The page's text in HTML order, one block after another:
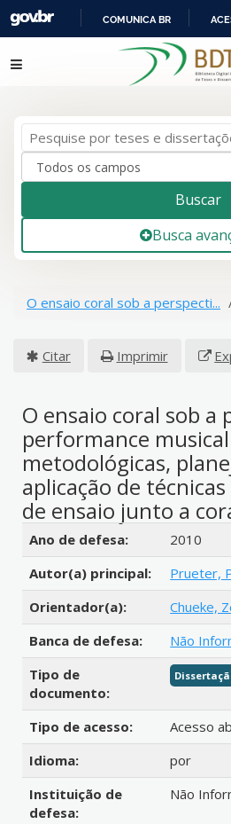
IR
PARA
COMUNICA BR
Pular para o conteúdo
Buscar
Busca
O ensaio coral sob a perspecti...
Citar Imprimir
O ensaio coral sob a
performance
metodológicas,
aplicação de
de ensaio junto a
Detalhes bibliográficos
Ano de defesa:
2010
Autor(a) principal:
Prueter,
Orientador(a):
Chueke,
Banca de defesa:
Não
Tipo de
documento:
Tipo de acesso:
Acesso
Idioma:
por
Instituição de
defesa:
Não